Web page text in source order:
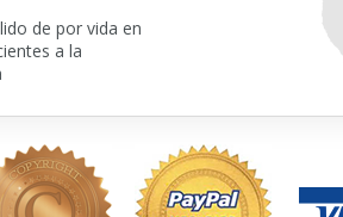
de por vida en
a la